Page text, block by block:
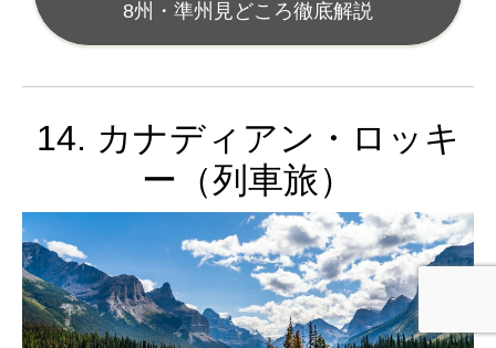
8州・準州見どころ徹底解説
14. カナディアン・ロッキ
ー（列車旅）